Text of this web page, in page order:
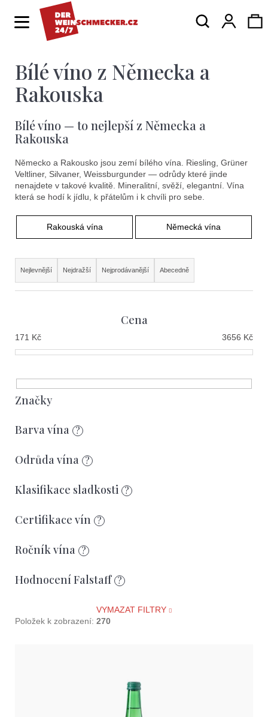
Hledat
Bílé víno z Německa a
Rakouska
Bílé víno — to nejlepší z Německa a
Rakouska
Německo a Rakousko jsou zemí bílého vína. Riesling, Grüner
Veltliner, Silvaner, Weissburgunder — odrůdy které jinde
nenajdete v takové kvalitě. Mineralitní, svěží, elegantní. Vína
která se hodí k jídlu, k přátelům i k chvíli pro sebe.
Rakouská vína Německá vína
Ř
a
n
p
r
o
u
k
ů
Nejlevnější Nejdražší Nejprodávanější Abecedně
Cena
171 Kč 3656 Kč
Značky
Barva vína ?
Odrůda vína ?
Klasifikace sladkosti ?
Certifikace vín ?
Ročník vína ?
Hodnocení Falstaff ?
VYMAZAT FILTRY
Položek k zobrazení: 270
Zpět
Zpět
C
o
o
t
ř
e
b
e
t
n
a
í
t
?
Hledat
D
p
o
u
č